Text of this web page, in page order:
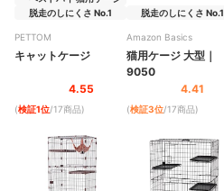
脱走のしにくさ No.1
PETTOM
キャットケージ
4.55
(検証1位/17商品)
脱走のしにくさ No.1
Amazon Basics
猫用ケージ 大型 ｜
9050
4.41
(検証3位/17商品)